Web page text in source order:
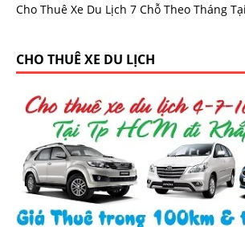
Cho Thuê Xe Du Lịch 7 Chỗ Theo Tháng
CHO THUÊ XE DU LỊCH